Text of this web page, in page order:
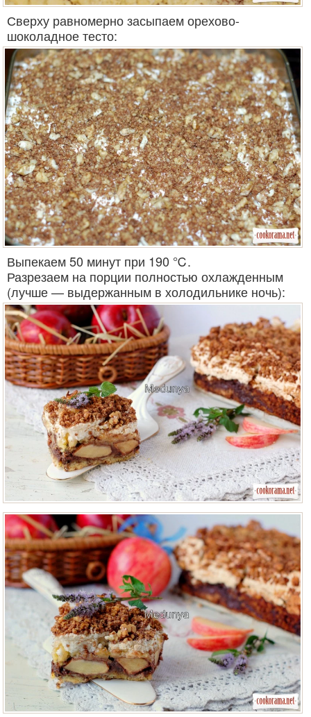
Сверху равномерно засыпаем орехово-
шоколадное тесто:
Выпекаем 50 минут при 190 ℃.
Разрезаем на порции полностью охлажденным
(лучше — выдержанным в холодильнике ночь):